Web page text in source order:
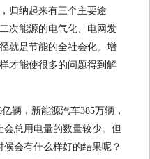
归纳起来有三个主要途
次能源的电气化、电网发
就是节能的全社会化。增
才能使很多的问题得到解
辆，新能源汽车385万辆，
会总用电量的数量较少。但
会有什么样好的结果呢？